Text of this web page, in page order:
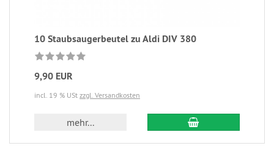
10 Staubsaugerbeutel zu Aldi DIV 380
9,90 EUR
incl. 19 % USt zzgl. Versandkosten
mehr...